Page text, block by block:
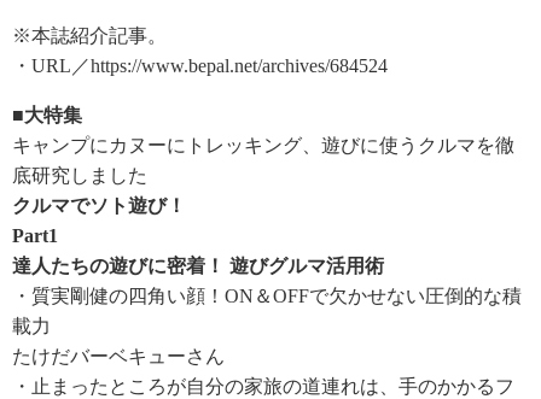
※本誌紹介記事。
・URL／https://www.bepal.net/archives/684524
■大特集
キャンプにカヌーにトレッキング、遊びに使うクルマを徹
底研究しました
クルマでソト遊び！
Part1
達人たちの遊びに密着！ 遊びグルマ活用術
・質実剛健の四角い顔！ON＆OFFで欠かせない圧倒的な積
載力
たけだバーベキューさん
・止まったところが自分の家旅の道連れは、手のかかるフ